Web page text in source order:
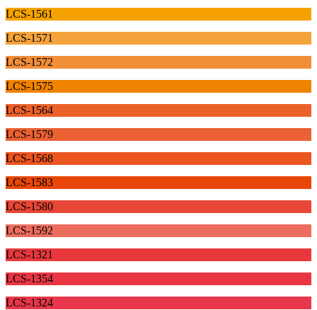
LCS-1561
LCS-1571
LCS-1572
LCS-1575
LCS-1564
LCS-1579
LCS-1568
LCS-1583
LCS-1580
LCS-1592
LCS-1321
LCS-1354
LCS-1324